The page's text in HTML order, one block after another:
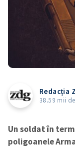
Redacția
38.59 mii
Un soldat în
poligoanele